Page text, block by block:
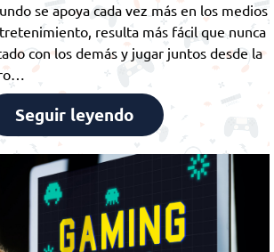
se apoya cada vez más en los medios
resulta más fácil que nunca
con los demás y jugar juntos desde la
Seguir leyendo